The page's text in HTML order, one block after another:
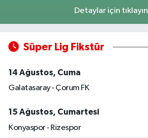
Detaylar için tıklayın
Süper Lig Fikstür
14 Ağustos, Cuma
Galatasaray - Çorum FK
15 Ağustos, Cumartesi
Konyaspor - Rizespor